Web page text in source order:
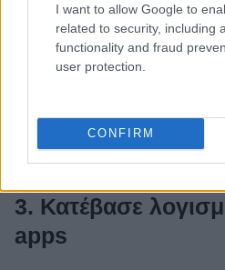
I want to allow Google to
related to security, including
functionality and fraud
user protection.
CONFIRM
σύμφωνα μεέρευνα του
θεραπεία διαταραχών
Πάρκινσον. Τα γυαλιά αυτά
ακόμη gadget είναι τα
protectors που μπλοκάρουν
3. Κατέβασε
apps